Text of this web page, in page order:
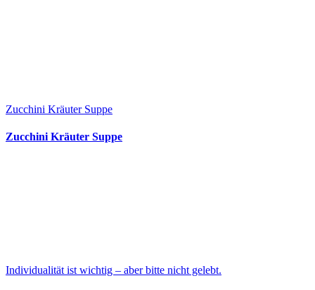
Zucchini Kräuter Suppe
Zucchini Kräuter Suppe
Individualität ist wichtig – aber bitte nicht gelebt.